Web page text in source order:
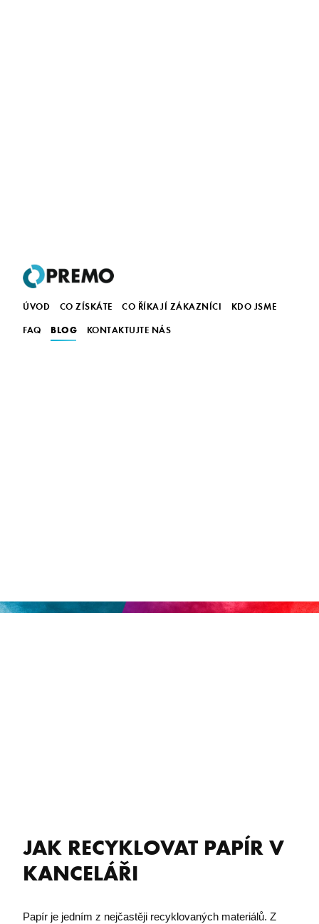
ÚVOD CO ZÍSKÁTE CO ŘÍKAJÍ ZÁKAZNÍCI KDO JSME
FAQ BLOG KONTAKTUJTE NÁS
JAK RECYKLOVAT PAPÍR V
KANCELÁŘI
Papír je jedním z nejčastěji recyklovaných materiálů. Z